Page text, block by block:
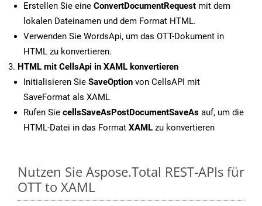
Erstellen Sie eine ConvertDocumentRequest mit dem
lokalen Dateinamen und dem Format HTML.
Verwenden Sie WordsApi, um das OTT-Dokument in
HTML zu konvertieren.
HTML mit CellsApi in XAML konvertieren
Initialisieren Sie SaveOption von CellsAPI mit
SaveFormat als XAML
Rufen Sie cellsSaveAsPostDocumentSaveAs auf, um die
HTML-Datei in das Format XAML zu konvertieren
Nutzen Sie Aspose.Total REST-APIs für
OTT to XAML